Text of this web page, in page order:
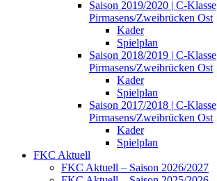
Saison 2019/2020 | C-Klasse
Pirmasens/Zweibrücken Ost
Kader
Spielplan
Saison 2018/2019 | C-Klasse
Pirmasens/Zweibrücken Ost
Kader
Spielplan
Saison 2017/2018 | C-Klasse
Pirmasens/Zweibrücken Ost
Kader
Spielplan
FKC Aktuell
FKC Aktuell – Saison 2026/2027